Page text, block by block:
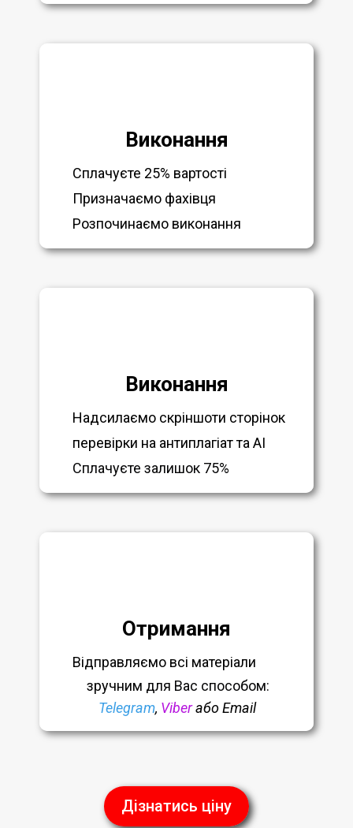
Виконання
Сплачуєте 25% вартості
Призначаємо фахівця
Розпочинаємо виконання
Виконання
Надсилаємо скріншоти сторінок
перевірки на антиплагіат та AI
Сплачуєте залишок 75%
Отримання
Відправляємо всі матеріали
зручним для Вас способом:
Telegram, Viberабо Email
Дізнатись ціну